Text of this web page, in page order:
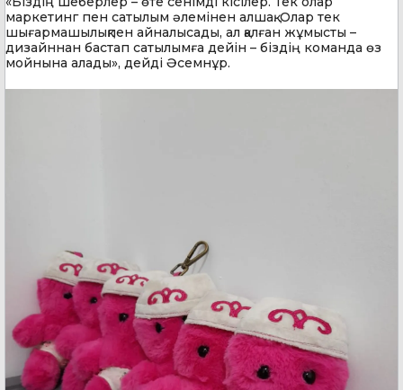
маркетинг пен сатылым әлемінен алшақ. Олар тек
шығармашылықпен айналысады, ал қалған жұмысты –
дизайннан бастап сатылымға дейін – біздің команда өз
мойнына алады», дейді Әсемнұр.